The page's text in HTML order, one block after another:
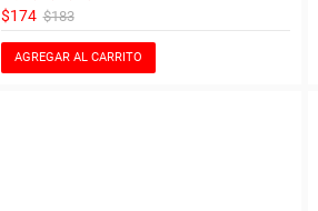
$174 $183
AGREGAR AL CARRITO